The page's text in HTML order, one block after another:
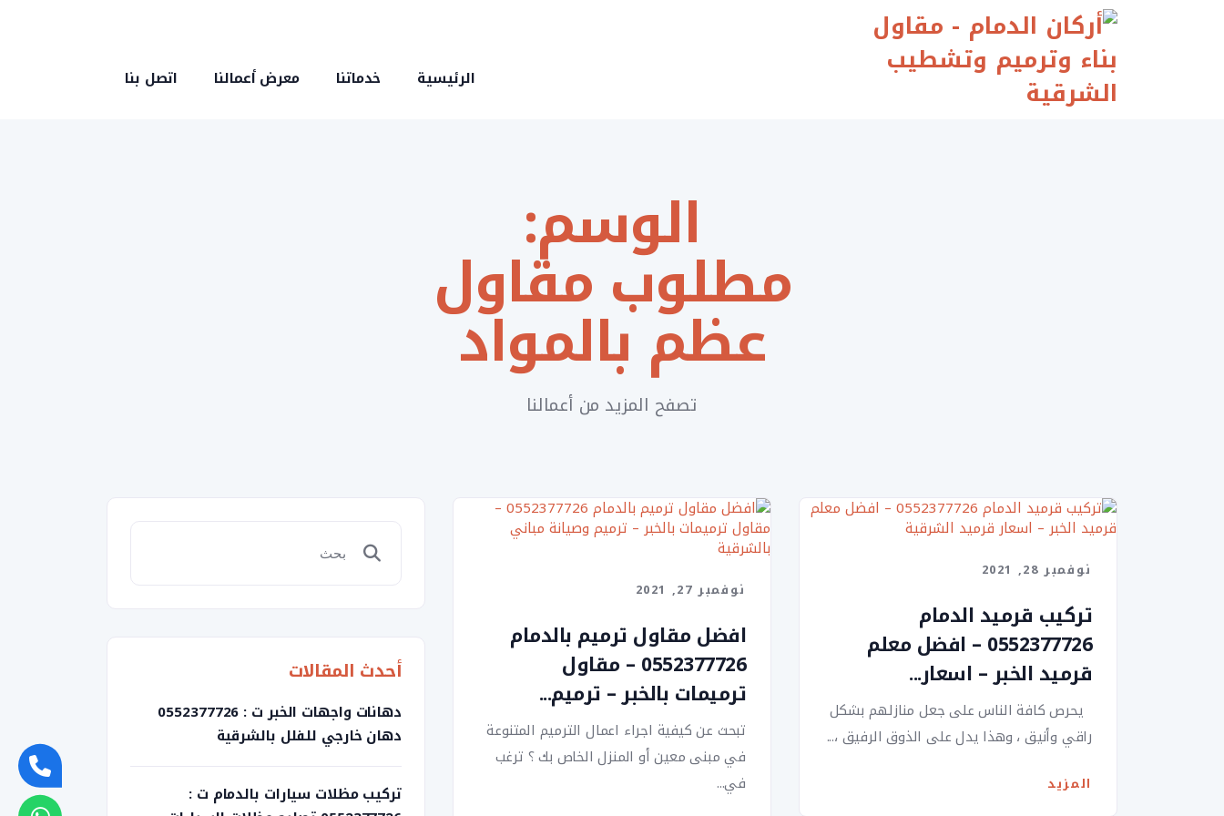
الرئيسية خدماتنا معرض أعمالنا اتصل بنا
الوسم:
مطلوب مقاول
عظم بالمواد
تصفح المزيد من أعمالنا
نوفمبر 28, 2021
تركيب قرميد الدمام
0552377726 – افضل معلم
قرميد الخبر – اسعار...
يحرص كافة الناس على جعل منازلهم بشكل
راقي وأنيق ، وهذا يدل على الذوق الرفيق ،...
المزيد
نوفمبر 27, 2021
افضل مقاول ترميم بالدمام
0552377726 – مقاول
ترميمات بالخبر – ترميم...
تبحث عن كيفية اجراء اعمال الترميم المتنوعة
في مبنى معين أو المنزل الخاص بك ؟ ترغب
في...
أحدث المقالات
دهانات واجهات الخبر ت : 0552377726
دهان خارجي للفلل بالشرقية
تركيب مظلات سيارات بالدمام ت :